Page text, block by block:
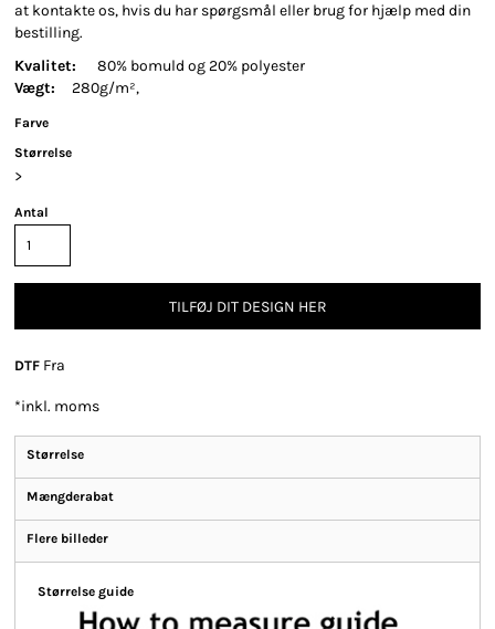
at kontakte os, hvis du har spørgsmål eller brug for hjælp med din
bestilling.
Kvalitet:
80% bomuld og 20% polyester
Vægt: 280g/m²,
Farve
Størrelse
>
Antal
TILFØJ DIT DESIGN HER
DTF Fra
*inkl. moms
Størrelse
Mængderabat
Flere billeder
Størrelse guide